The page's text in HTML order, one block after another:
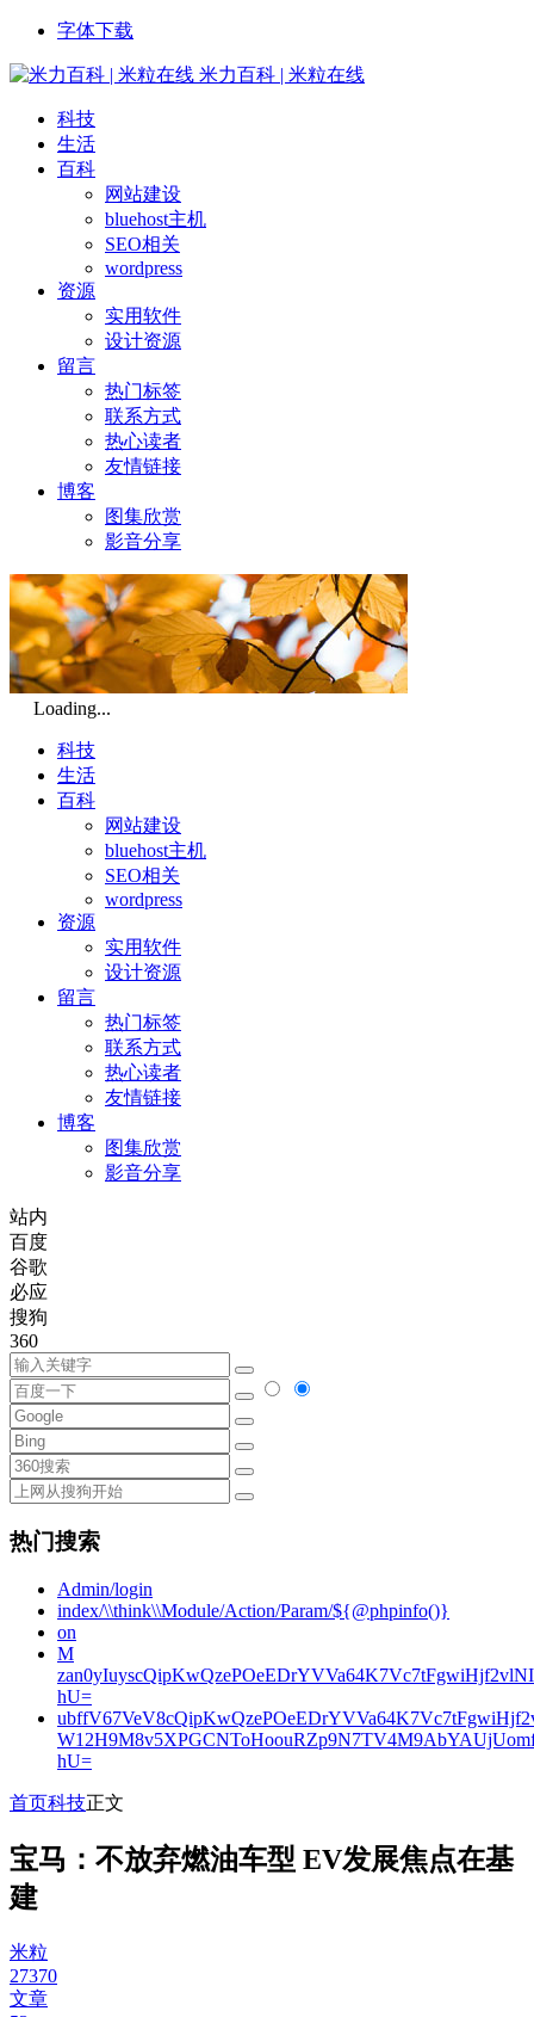
字体下载
米力百科 | 米粒在线
科技
生活
百科
网站建设
bluehost主机
SEO相关
wordpress
资源
实用软件
设计资源
留言
热门标签
联系方式
热心读者
友情链接
博客
图集欣赏
影音分享
Loading...
科技
生活
百科
网站建设
bluehost主机
SEO相关
wordpress
资源
实用软件
设计资源
留言
热门标签
联系方式
热心读者
友情链接
博客
图集欣赏
影音分享
站内
百度
谷歌
必应
搜狗
360
热门搜索
Admin/login
index/\\think\\Module/Action/Param/${@phpinfo()}
on
M
hU=
hU=
首页科技正文
宝马：不放弃燃油车型 EV发展焦点在基
建
米粒
27370
文章